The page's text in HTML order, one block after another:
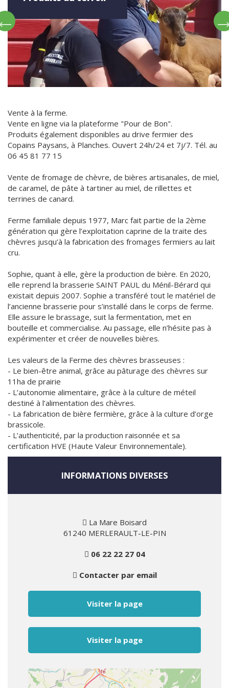
Vente à la ferme.
Vente en ligne via la plateforme "Pour de Bon".
Produits également disponibles au drive fermier des
Copains Paysans, à Planches. Ouvert 24h/24 et 7j/7. Tél. au
06 45 81 77 15
Vente de fromage de chèvre, de bières artisanales, de miel,
de caramel, de pâte à tartiner au miel, de rillettes et
terrines de canard.
Ferme familiale depuis 1977, Marc fait partie de la 2ème
génération qui gère l’exploitation caprine de la traite des
chèvres jusqu’à la fabrication des fromages fermiers au lait
cru.
Sophie, quant à elle, gère la production de bière. En 2020,
elle reprend la brasserie SAINT PAUL du Ménil-Bérard qui
existait depuis 2007. Sophie a transféré tout le matériel de
l’ancienne brasserie pour s’installé dans le corps de ferme.
Elle assure le brassage, suit la fermentation, met en
bouteille et commercialise. Au passage, elle n’hésite pas à
expérimenter et créer de nouvelles bières.
Les valeurs de la Ferme des chèvres brasseuses :
- Le bien-être animal, grâce au pâturage des chèvres sur
11ha de prairie
- L’autonomie alimentaire, grâce à la culture de méteil
destiné à l’alimentation des chèvres.
- La fabrication de bière fermière, grâce à la culture d’orge
brassicole.
- L’authenticité, par la production raisonnée et sa
certification HVE (Haute Valeur Environnementale).
INFORMATIONS DIVERSES
La Mare Boisard
61240 MERLERAULT-LE-PIN
06 22 22 27 04
Contacter par email
Visiter la page
Visiter la page